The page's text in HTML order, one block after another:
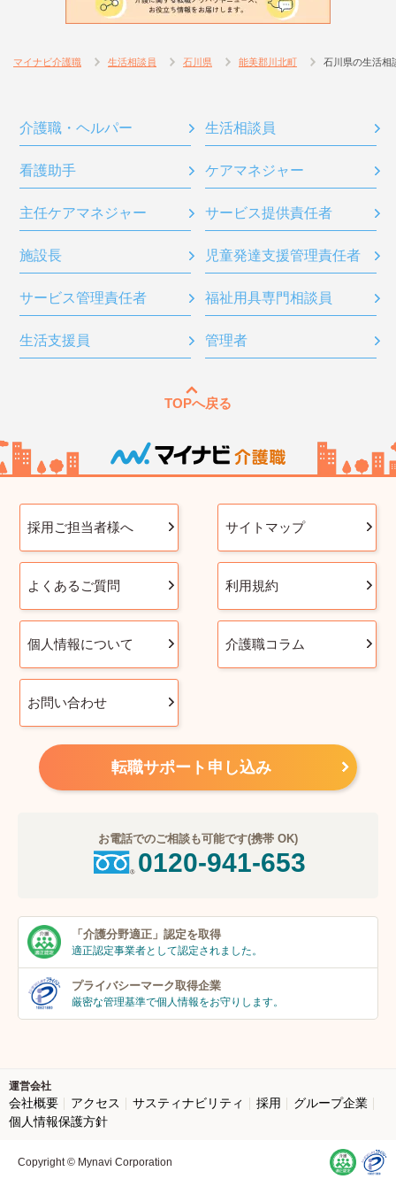
マイナビ介護職 生活相談員 石川県 能美郡川北町 石川県の生活相
介護職・ヘルパー 生活相談員
看護助手 ケアマネジャー
主任ケアマネジャー サービス提供責任者
施設長 児童発達支援管理責任者
サービス管理責任者 福祉用具専門相談員
生活支援員 管理者
TOPへ戻る
採用ご担当者様へ サイトマップ
よくあるご質問 利用規約
個人情報について 介護職コラム
お問い合わせ
転職サポート申し込み
お電話でのご相談も可能です(携帯 OK)
0120-941-653
「介護分野適正」 認定を取得
適正認定事業者として認定されました。
プライバシーマーク取得企業
厳密な管理基準で個人情報をお守りします。
運営会社
会社概要 アクセス サスティナビリティ 採用
グループ企業
個人情報保護方針
Copyright © Mynavi Corporation